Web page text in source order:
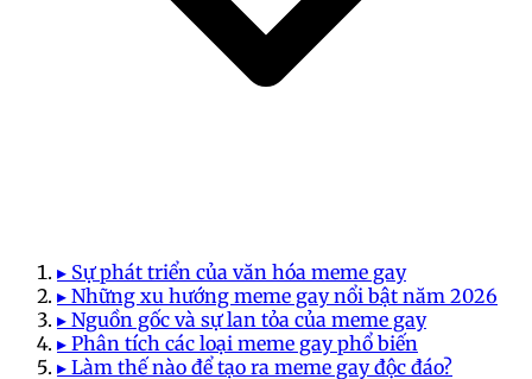
▸ Sự phát triển của văn hóa meme gay
▸ Những xu hướng meme gay nổi bật năm 2026
▸ Nguồn gốc và sự lan tỏa của meme gay
▸ Phân tích các loại meme gay phổ biến
▸ Làm thế nào để tạo ra meme gay độc đáo?